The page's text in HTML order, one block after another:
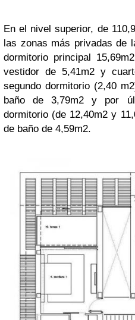
En el nivel superior, de
las zonas más privadas de
dormitorio principal
vestidor de 5,41m2 y
segundo dormitorio (2,40
baño de 3,79m2 y por
dormitorio (de 12,40m2 y
de baño de 4,59m2.